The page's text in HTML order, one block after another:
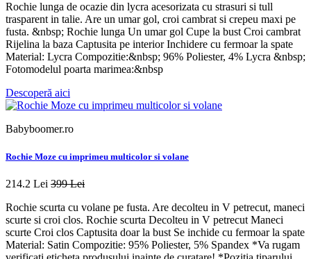
Rochie lunga de ocazie din lycra acesorizata cu strasuri si tull
trasparent in talie. Are un umar gol, croi cambrat si crepeu maxi pe
fusta. &nbsp; Rochie lunga Un umar gol Cupe la bust Croi cambrat
Rijelina la baza Captusita pe interior Inchidere cu fermoar la spate
Material: Lycra Compozitie:&nbsp; 96% Poliester, 4% Lycra &nbsp;
Fotomodelul poarta marimea:&nbsp
Descoperă aici
Babyboomer.ro
Rochie Moze cu imprimeu multicolor si volane
214.2 Lei 399 Lei
Rochie scurta cu volane pe fusta. Are decolteu in V petrecut, maneci
scurte si croi clos. Rochie scurta Decolteu in V petrecut Maneci
scurte Croi clos Captusita doar la bust Se inchide cu fermoar la spate
Material: Satin Compozitie: 95% Poliester, 5% Spandex *Va rugam